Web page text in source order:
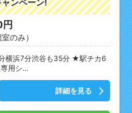
ンペーン!
のみ）
横浜7分渋谷も35分 ★駅チカ6
用シ…
詳細を見る